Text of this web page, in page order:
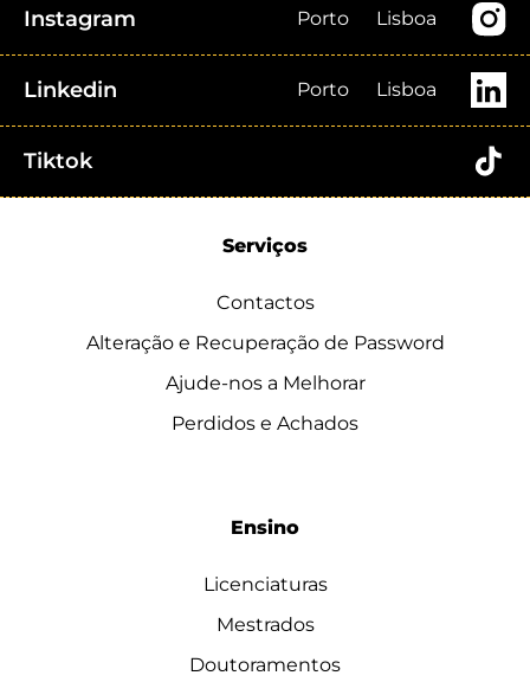
Instagram Porto Lisboa
Linkedin Porto Lisboa
Tiktok
Serviços
Contactos
Alteração e Recuperação de Password
Ajude-nos a Melhorar
Perdidos e Achados
Ensino
Licenciaturas
Mestrados
Doutoramentos